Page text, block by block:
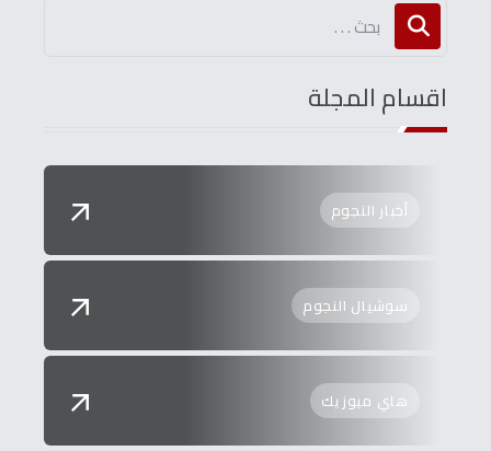
اقسام المجلة
أخبار النجوم
سوشيال النجوم
هاي ميوزيك